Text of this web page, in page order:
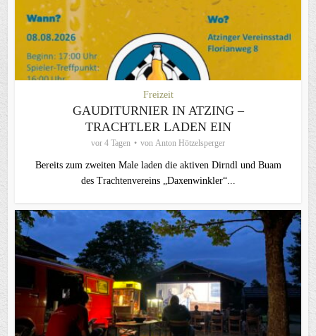
Freizeit
GAUDITURNIER IN ATZING –
TRACHTLER LADEN EIN
vor 4 Tagen von Anton Hötzelsperger
Bereits zum zweiten Male laden die aktiven Dirndl und Buam
des Trachtenvereins „Daxenwinkler“...